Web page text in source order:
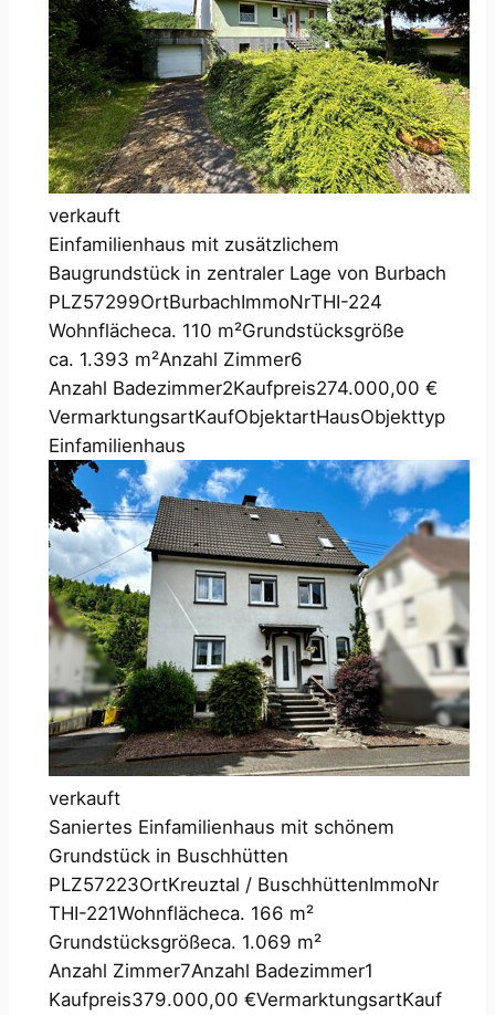
verkauft
Einfamilienhaus mit zusätzlichem
Baugrundstück in zentraler Lage von Burbach
PLZ57299OrtBurbachImmoNrTHI-224
Wohnflächeca. 110 m²Grundstücksgröße
ca. 1.393 m²Anzahl Zimmer6
Anzahl Badezimmer2Kaufpreis274.000,00 €
VermarktungsartKaufObjektartHausObjekttyp
Einfamilienhaus
verkauft
Saniertes Einfamilienhaus mit schönem
Grundstück in Buschhütten
PLZ57223OrtKreuztal / BuschhüttenImmoNr
THI-221Wohnflächeca. 166 m²
Grundstücksgrößeca. 1.069 m²
Anzahl Zimmer7Anzahl Badezimmer1
Kaufpreis379.000,00 €VermarktungsartKauf